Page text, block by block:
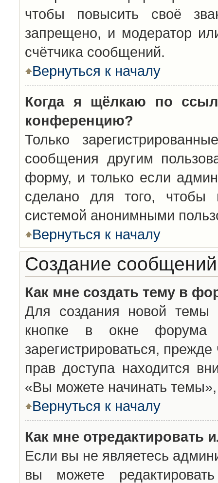
чтобы повысить своё
запрещено, и модератор
счётчика сообщений.
Вернуться к началу
Когда я щёлкаю по
конференцию?
Только
сообщения другим
форму, и только если
сделано для того, чтобы
системой анонимными
Вернуться к началу
Создание сообщений
Как мне создать тему в
Для создания новой темы
кнопке в окне
зарегистрироваться,
прав доступа находится
«Вы можете начинать
Вернуться к началу
Как мне отредактировать
Если вы не являетесь
вы можете